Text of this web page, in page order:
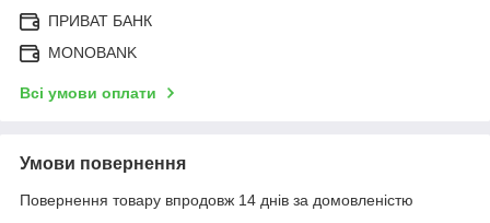
ПРИВАТ БАНК
MONOBANK
Всі умови оплати
Умови повернення
Повернення товару впродовж 14 днів за домовленістю